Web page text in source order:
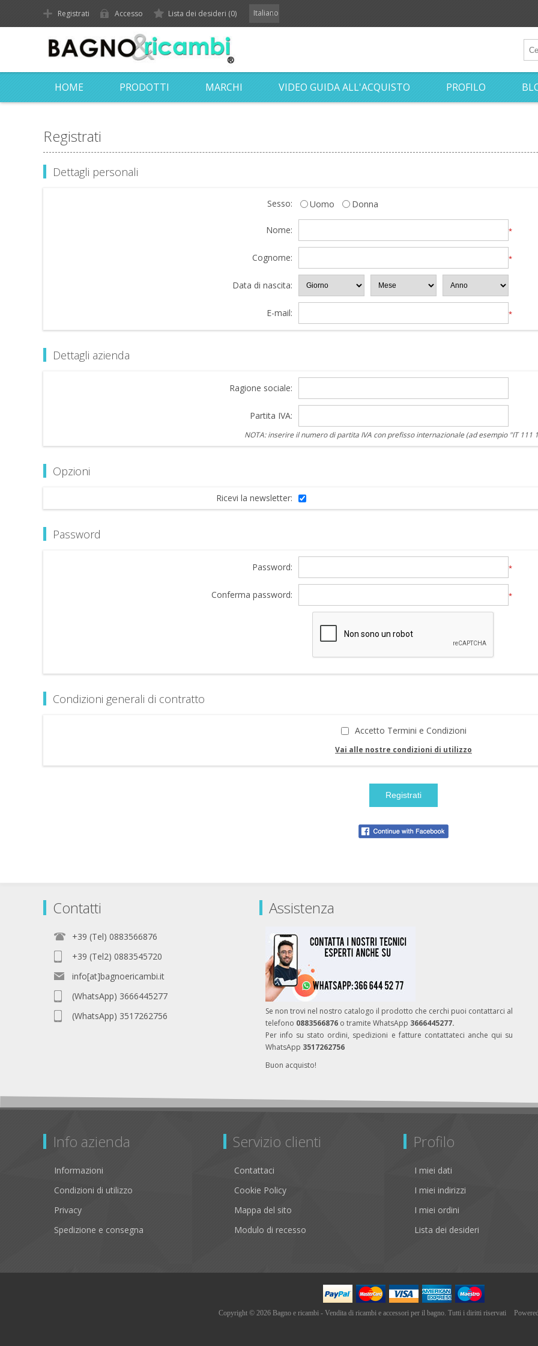
Registrati Accesso Lista dei desideri (0) Italiano
HOME PRODOTTI MARCHI VIDEO GUIDA ALL'ACQUISTO PROFILO
Registrati
Dettagli personali
Sesso: Uomo Donna
Nome: *
Cognome: *
Data di nascita:
E-mail: *
Dettagli azienda
Ragione sociale:
Partita IVA:
NOTA: inserire il numero di partita IVA con prefisso internazionale (ad esempio "IT 111
Opzioni
Ricevi la newsletter:
Password
Password: *
Conferma password: *
Condizioni generali di contratto
Accetto Termini e Condizioni
Vai alle nostre condizioni di utilizzo
Contatti
+39 (Tel) 0883566876
+39 (Tel2) 0883545720
info[at]bagnoericambi.it
(WhatsApp) 3666445277
(WhatsApp) 3517262756
Assistenza
Se non trovi nel nostro catalogo il prodotto che cerchi puoi contattarci al
telefono 0883566876 o tramite WhatsApp 3666445277.
Per info su stato ordini, spedizioni e fatture contattateci anche qui su
WhatsApp 3517262756
Buon acquisto!
Info azienda
Informazioni
Condizioni di utilizzo
Privacy
Spedizione e consegna
Servizio clienti
Contattaci
Cookie Policy
Mappa del sito
Modulo di recesso
Profilo
I miei dati
I miei indirizzi
I miei ordini
Lista dei desideri
Copyright © 2026 Bagno e ricambi - Vendita di ricambi e accessori per il bagno. Tutti i diritti riservati